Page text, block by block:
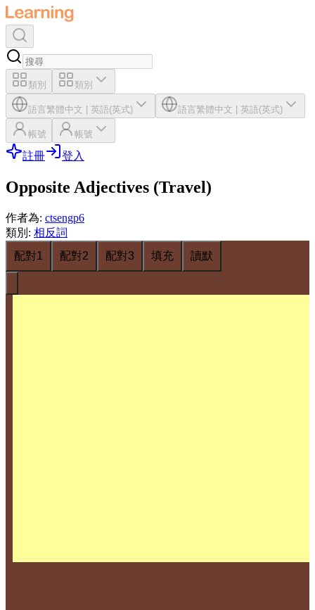
類別 類別
語言繁體中文 英語(英式) 語言繁體中文 英語(英式)
帳號 帳號
註冊 登入
Opposite Adjectives (Travel)
作者為: ctsengp6
類別 : 相反詞
配對1
配對2 配對3 填充 讀默